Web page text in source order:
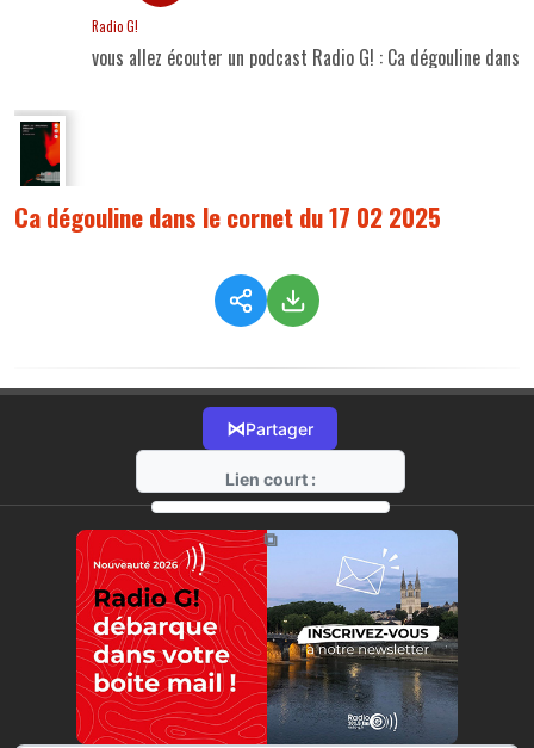
Radio G!
vous allez écouter un podcast Radio G! : Ca dégouline
Ca dégouline dans le cornet du 17 02 2025
⋈Partager
Lien court :
https://radio-g.fr?16779
⧉